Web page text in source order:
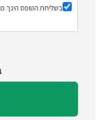
בשליחת הטופס